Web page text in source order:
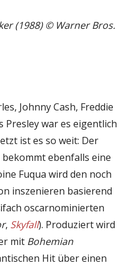
(1988) © Warner Bros.
Johnny Cash, Freddie
Presley war es eigentlich
ist es so weit: Der
bekommt ebenfalls eine
Fuqua wird den noch
inszenieren basierend
oscarnominierten
, Skyfall). Produziert wird
mit Bohemian
Hit über einen